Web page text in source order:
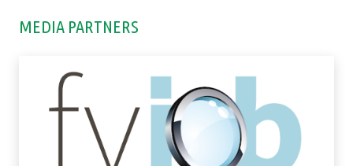
MEDIA PARTNERS